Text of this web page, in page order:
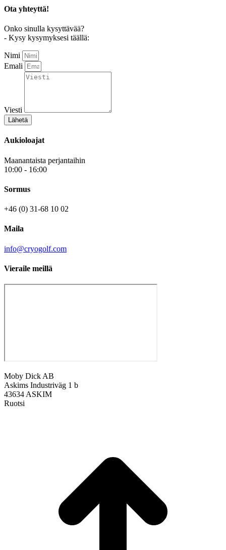
Ota yhteyttä!
Onko sinulla kysyttävää?
- Kysy kysymyksesi täällä:
Nimi
Emali
Viesti
Lähetä
Aukioloajat
Maanantaista perjantaihin
10:00 - 16:00
Sormus
+46 (0) 31-68 10 02
Maila
info@cryogolf.com
Vieraile meillä
Moby Dick AB
Askims Industriväg 1 b
43634 ASKIM
Ruotsi